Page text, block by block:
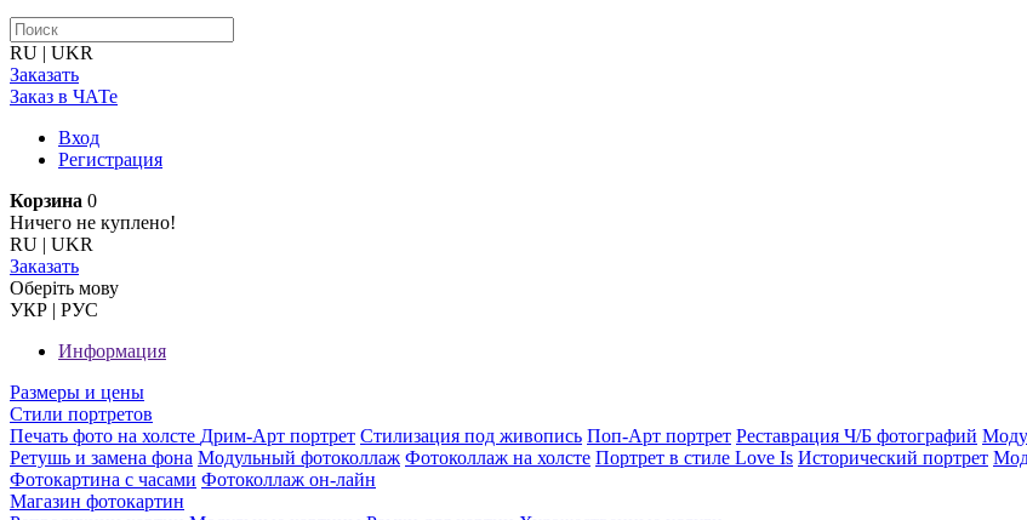
RU | UKR
Заказать
Заказ в ЧАТе
Вход
Регистрация
Корзина 0
Ничего не куплено!
RU | UKR
Заказать
Оберiть мову
УКР | РУС
Информация
Размеры и цены
Стили портретов
Печать фото на холсте Дрим-Арт портрет Стилизация под живопись Поп-Арт портрет Реставрация Ч/Б фотографий
Ретушь и замена фона Модульный фотоколлаж Фотоколлаж на холсте Портрет в стиле Love Is Исторический портрет
Фотокартина с часами Фотоколлаж он-лайн
Магазин фотокартин